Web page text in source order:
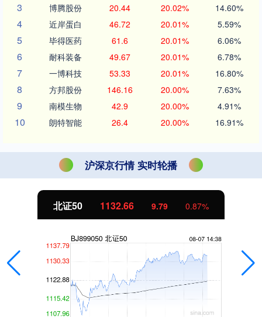
3 博腾股份 20.44 20.02% 14.60%
4 近岸蛋白 46.72 20.01% 5.59%
5 毕得医药 61.6 20.01% 6.06%
6 耐科装备 49.67 20.01% 6.78%
7 一博科技 53.33 20.01% 16.80%
8 方邦股份 146.16 20.00% 7.63%
9 南模生物 42.9 20.00% 4.91%
10 朗特智能 26.4 20.00% 16.91%
沪深京行情 实时轮播
北证50 1132.66 9.79 0.87%